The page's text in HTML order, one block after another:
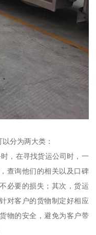
分为两大类：
，在寻找货运公司时，一
查询他们的相关以及口碑
必要的损失；其次，货运
对客户的货物制定好相应
物的安全，避免为客户带